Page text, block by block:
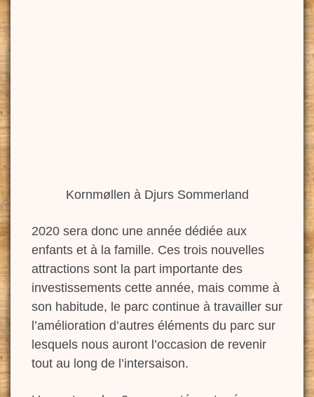
Kornmøllen à Djurs Sommerland
2020 sera donc une année dédiée aux
enfants et à la famille. Ces trois nouvelles
attractions sont la part importante des
investissements cette année, mais comme à
son habitude, le parc continue à travailler sur
l’amélioration d’autres éléments du parc sur
lesquels nous auront l’occasion de revenir
tout au long de l’intersaison.